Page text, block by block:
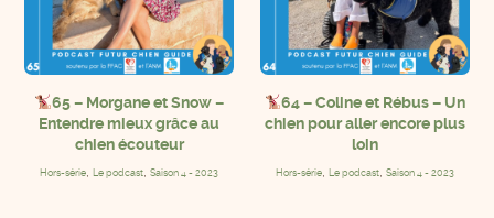
65 – Morgane et Snow –
Entendre mieux grâce au
chien écouteur
Hors-série ,Le podcast ,Saison 4 - 2023
64 – Coline et Rébus – Un
chien pour aller encore plus
loin
Hors-série, Le podcast, Saison 4 - 2023